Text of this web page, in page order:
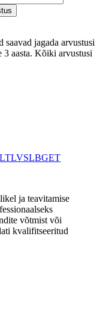
saavad jagada arvustusi
3 aasta. Kõiki arvustusi
LTLVSLBGET
ja teavitamise
võtmist või
kvalifitseeritud